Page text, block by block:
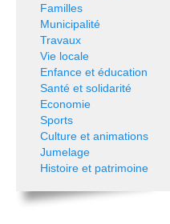
Familles
Municipalité
Travaux
Vie locale
Enfance et éducation
Santé et solidarité
Economie
Sports
Culture et animations
Jumelage
Histoire et patrimoine